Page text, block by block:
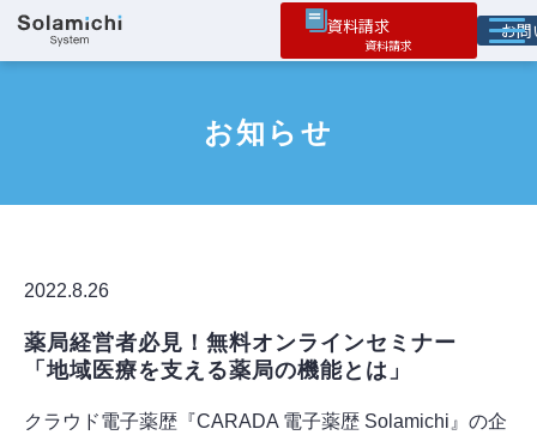
資料請求 お
サービス
お知らせ
2022.8.26
薬局経営者必見！無料オンラインセミナー
「地域医療を支える薬局の機能とは」
クラウド電子薬歴『CARADA 電子薬歴 Solamichi』の企